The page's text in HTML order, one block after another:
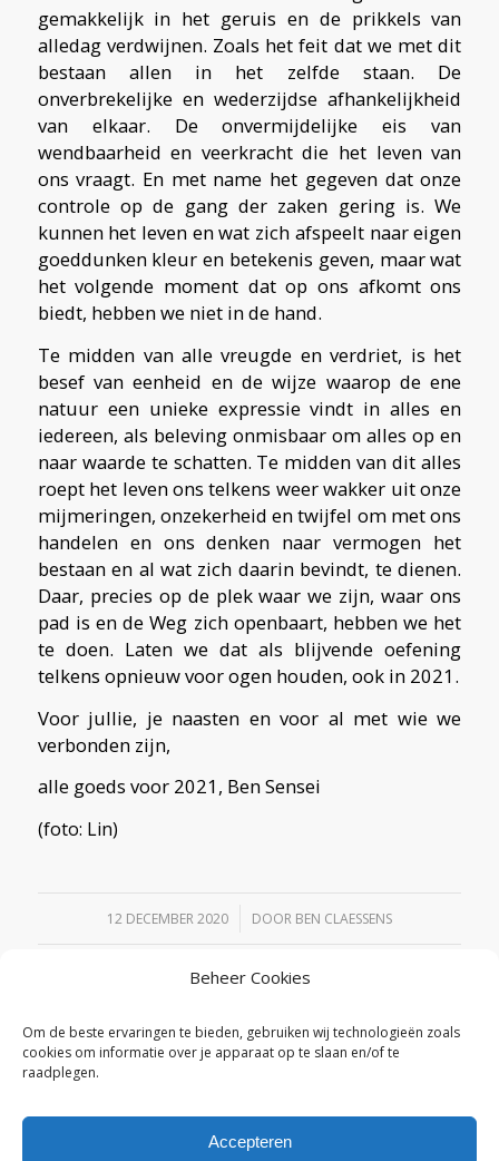
Beheer Cookies
Om de beste ervaringen te bieden, gebruiken wij technologieën zoals
cookies om informatie over je apparaat op te slaan en/of te
raadplegen.
Accepteren
gemakkelijk in het geruis en de prikkels van
alledag verdwijnen. Zoals het feit dat we met dit
bestaan allen in het zelfde staan. De
onverbrekelijke en wederzijdse afhankelijkheid
van elkaar. De onvermijdelijke eis van
wendbaarheid en veerkracht die het leven van
ons vraagt. En met name het gegeven dat onze
controle op de gang der zaken gering is. We
kunnen het leven en wat zich afspeelt naar eigen
goeddunken kleur en betekenis geven, maar wat
het volgende moment dat op ons afkomt ons
biedt, hebben we niet in de hand.
Te midden van alle vreugde en verdriet, is het
besef van eenheid en de wijze waarop de ene
natuur een unieke expressie vindt in alles en
iedereen, als beleving onmisbaar om alles op en
naar waarde te schatten. Te midden van dit alles
roept het leven ons telkens weer wakker uit onze
mijmeringen, onzekerheid en twijfel om met ons
handelen en ons denken naar vermogen het
bestaan en al wat zich daarin bevindt, te dienen.
Daar, precies op de plek waar we zijn, waar ons
pad is en de Weg zich openbaart, hebben we het
te doen. Laten we dat als blijvende oefening
telkens opnieuw voor ogen houden, ook in 2021.
Voor jullie, je naasten en voor al met wie we
verbonden zijn,
alle goeds voor 2021, Ben Sensei
(foto: Lin)
12 DECEMBER 2020
/ DOOR BEN CLAESSENS